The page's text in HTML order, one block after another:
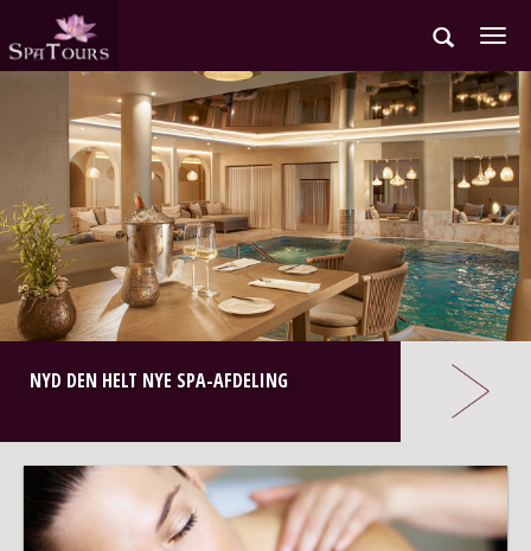
hovedindhold
NYD DEN HELT NYE SPA-AFDELING